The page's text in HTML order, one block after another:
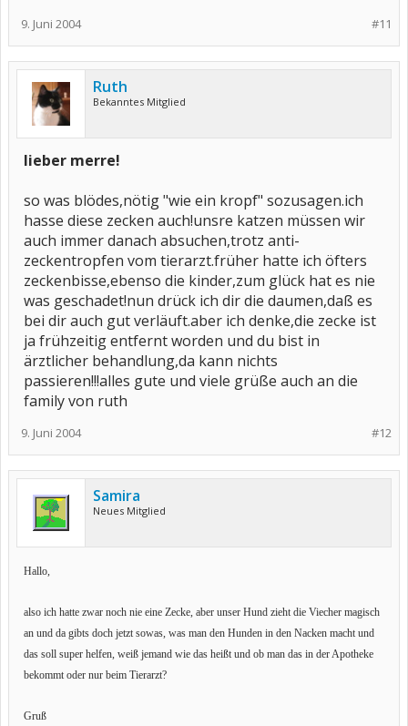
#11
9. Juni 2004
Ruth
Bekanntes Mitglied
lieber merre!
so was blödes,nötig "wie ein kropf" sozusagen.ich
hasse diese zecken auch!unsre katzen müssen wir
auch immer danach absuchen,trotz anti-
zeckentropfen vom tierarzt.früher hatte ich öfters
zeckenbisse,ebenso die kinder,zum glück hat es nie
was geschadet!nun drück ich dir die daumen,daß es
bei dir auch gut verläuft.aber ich denke,die zecke ist
ja frühzeitig entfernt worden und du bist in
ärztlicher behandlung,da kann nichts
passieren!!!alles gute und viele grüße auch an die
family von ruth
#12
9. Juni 2004
Samira
Neues Mitglied
Hallo,
also ich hatte zwar noch nie eine Zecke, aber unser Hund zieht die Viecher magisch
an und da gibts doch jetzt sowas, was man den Hunden in den Nacken macht und
das soll super helfen, weiß jemand wie das heißt und ob man das in der Apotheke
bekommt oder nur beim Tierarzt?
Gruß